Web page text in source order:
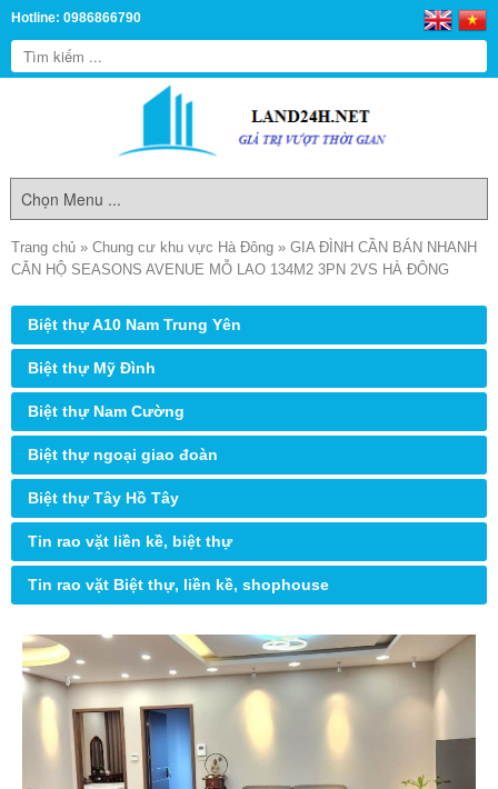
Hotline: 0986866790
Trang chủ » Chung cư khu vực Hà Đông » GIA ĐÌNH CẦN BÁN NHANH
CĂN HỘ SEASONS AVENUE MỖ LAO 134M2 3PN 2VS HÀ ĐÔNG
Biệt thự A10 Nam Trung Yên
Biệt thự Mỹ Đình
Biệt thự Nam Cường
Biệt thự ngoại giao đoàn
Biệt thự Tây Hồ Tây
Tin rao vặt liền kề, biệt thự
Tin rao vặt Biệt thự, liền kề, shophouse